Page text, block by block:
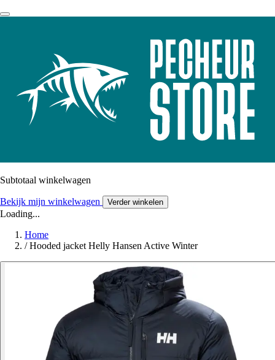
Subtotaal winkelwagen
Bekijk mijn winkelwagen Verder winkelen
Loading...
Home
/ Hooded jacket Helly Hansen Active Winter